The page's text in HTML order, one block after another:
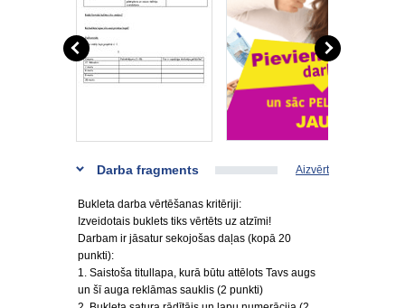
Darba fragments Aizvērt
Bukleta darba vērtēšanas kritēriji:
Izveidotais buklets tiks vērtēts uz atzīmi!
Darbam ir jāsatur sekojošas daļas (kopā 20
punkti):
1. Saistoša titullapa, kurā būtu attēlots Tavs augs
un šī auga reklāmas sauklis (2 punkti)